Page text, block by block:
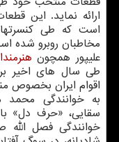
ارائه نماید. این
است كه طی
مخاطبان روبرو شده
علیپور همچون
طی سال های اخیر
اقوام ایران بخصوص
به خوانندگی محمد
سقایی، «حرف دل»
خوانندگی فصل الله